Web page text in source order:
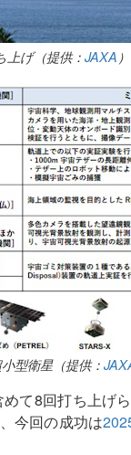
上げ（提供：JAXA ）
型衛星（提供：
て8回打ち上げら
今回の成功は